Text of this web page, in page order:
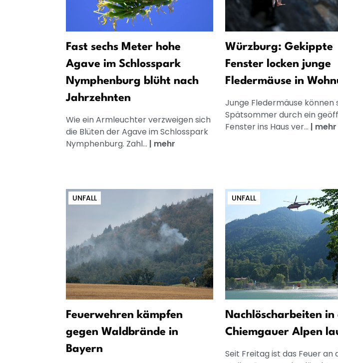
Fast sechs Meter hohe
Agave im Schlosspark
Nymphenburg blüht nach
Jahrzehnten
Wie ein Armleuchter verzweigen sich
die Blüten der Agave im Schlosspark
Nymphenburg. Zahl... | mehr
Würzburg: Gekippte
Fenster locken junge
Fledermäuse in
Junge Fledermäuse können
Spätsommer durch ein
Fenster ins Haus ver... | mehr
UNFALL
Feuerwehren kämpfen
gegen Waldbrände in
Bayern
UNFALL
Nachlöscharbeiten in
Chiemgauer Alpen
Seit Freitag ist das Feuer an